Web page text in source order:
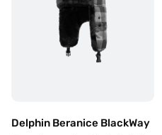
Delphin Beranice BlackWay